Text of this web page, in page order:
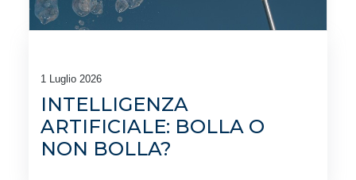
1 Luglio 2026
INTELLIGENZA
ARTIFICIALE: BOLLA O
NON BOLLA?